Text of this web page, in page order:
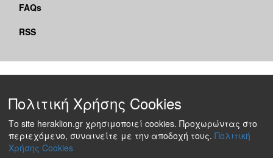
FAQs
RSS
Πολιτική Χρήσης Cookies
Το site heraklion.gr χρησιμοποιεί cookies. Προχωρώντας στο
περιεχόμενο, συναινείτε με την αποδοχή τους. Πολιτική
Χρήσης Cookies